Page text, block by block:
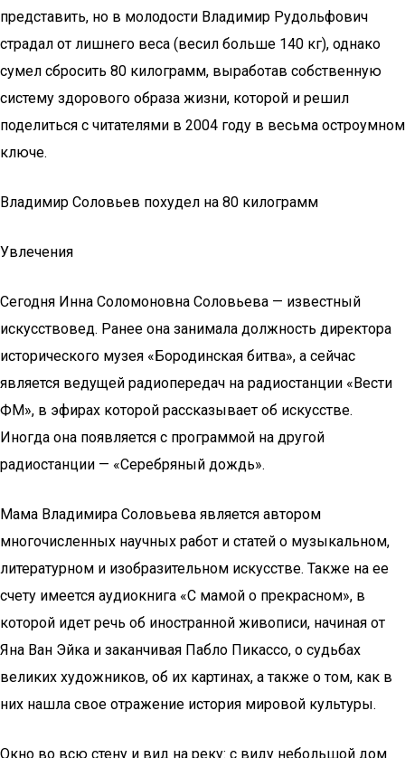
представить, но в молодости Владимир Рудольфович
страдал от лишнего веса (весил больше 140 кг), однако
сумел сбросить 80 килограмм, выработав собственную
систему здорового образа жизни, которой и решил
поделиться с читателями в 2004 году в весьма остроумном
ключе.
Владимир Соловьев похудел на 80 килограмм
Увлечения
Сегодня Инна Соломоновна Соловьева — известный
искусствовед. Ранее она занимала должность директора
исторического музея «Бородинская битва», а сейчас
является ведущей радиопередач на радиостанции «Вести
ФМ», в эфирах которой рассказывает об искусстве.
Иногда она появляется с программой на другой
радиостанции — «Серебряный дождь».
Мама Владимира Соловьева является автором
многочисленных научных работ и статей о музыкальном,
литературном и изобразительном искусстве. Также на ее
счету имеется аудиокнига «С мамой о прекрасном», в
которой идет речь об иностранной живописи, начиная от
Яна Ван Эйка и заканчивая Пабло Пикассо, о судьбах
великих художников, об их картинах, а также о том, как в
них нашла свое отражение история мировой культуры.
Окно во всю стену и вид на реку: с виду небольшой дом